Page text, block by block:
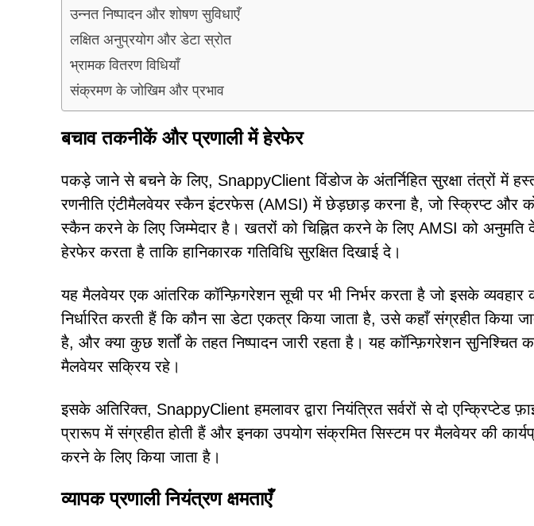
उन्नत निष्पादन और शोषण सुविधाएँ
लक्षित अनुप्रयोग और डेटा स्रोत
भ्रामक वितरण विधियाँ
संक्रमण के जोखिम और प्रभाव
बचाव तकनीकें और प्रणाली में हेरफेर
पकड़े जाने से बचने के लिए, SnappyClient विंडोज के अंतर्निहित सुरक्षा तंत्रों में
रणनीति एंटीमैलवेयर स्कैन इंटरफेस (AMSI) में छेड़छाड़ करना है, जो स्क्रिप्ट और कोड
स्कैन करने के लिए जिम्मेदार है। खतरों को चिह्नित करने के लिए AMSI को
हेरफेर करता है ताकि हानिकारक गतिविधि सुरक्षित दिखाई दे।
यह मैलवेयर एक आंतरिक कॉन्फ़िगरेशन सूची पर भी निर्भर करता है जो इसके व्यवहार
निर्धारित करती हैं कि कौन सा डेटा एकत्र किया जाता है, उसे कहाँ संग्रहीत किया
है, और क्या कुछ शर्तों के तहत निष्पादन जारी रहता है। यह कॉन्फ़िगरेशन सुनिश्चित
मैलवेयर सक्रिय रहे।
इसके अतिरिक्त, SnappyClient हमलावर द्वारा नियंत्रित सर्वरों से दो एन्क्रिप्टेड
प्रारूप में संग्रहीत होती हैं और इनका उपयोग संक्रमित सिस्टम पर मैलवेयर की
करने के लिए किया जाता है।
व्यापक प्रणाली नियंत्रण क्षमताएँ